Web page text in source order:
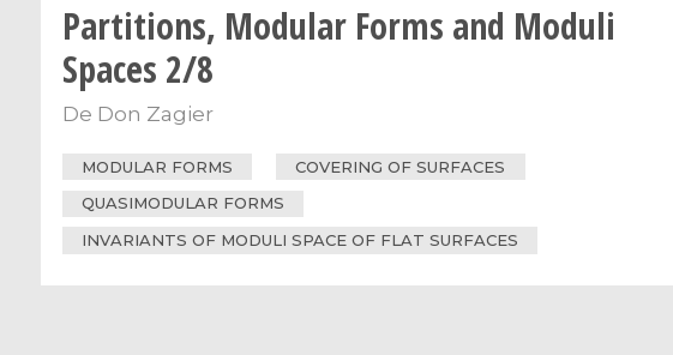
Partitions, Modular Forms and Moduli
Spaces 2/8
De Don Zagier
MODULAR FORMS
COVERING OF SURFACES
QUASIMODULAR FORMS
INVARIANTS OF MODULI SPACE OF FLAT SURFACES